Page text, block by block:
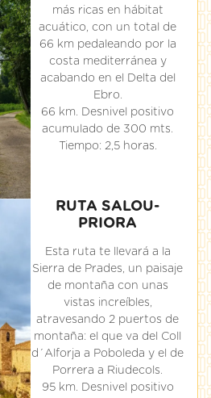
más ricas en hábitat
acuático, con un total de
66 km pedaleando por la
costa mediterránea y
acabando en el Delta del
Ebro.
66 km. Desnivel positivo
acumulado de 300 mts.
Tiempo: 2,5 horas.
RUTA SALOU-
PRIORA
Esta ruta te llevará a la
Sierra de Prades, un paisaje
de montaña con unas
vistas increíbles,
atravesando 2 puertos de
montaña: el que va del Coll
d´Alforja a Poboleda y el de
Porrera a Riudecols.
95 km. Desnivel positivo